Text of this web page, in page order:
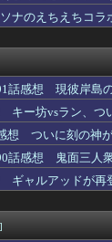
学園アイドルマス
か言われるけど普
付いたｗｗｗｗ『
！「ゾンビランド
いてくれサラダ。
がめちゃくちゃ
り事件、いまだに
だったの
ｗｗｗｗ
おっ いでかい【
インナップがヤ
装キャラ発表
ナのえちえちコ
話感想 現彼岸島
キー坊vsラン、つ
想 ついに刻の神
話感想 鬼面三人
ギャルアッドが